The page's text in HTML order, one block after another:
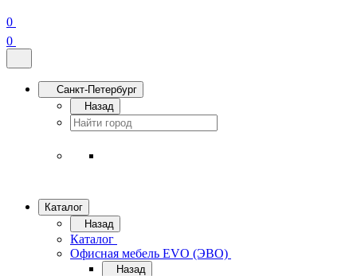
0
0
Санкт-Петербург
Назад
Каталог
Назад
Каталог
Офисная мебель EVO (ЭВО)
Назад